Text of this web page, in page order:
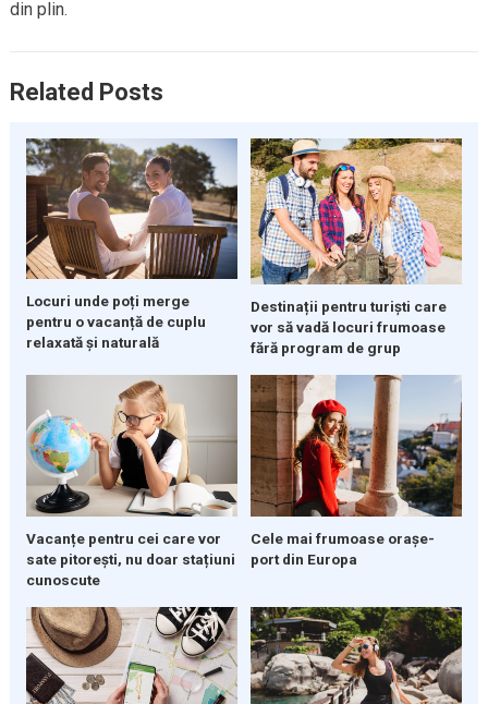
din plin.
Related Posts
Locuri unde poți merge
pentru o vacanță de cuplu
relaxată și naturală
Destinații pentru turiști care
vor să vadă locuri frumoase
fără program de grup
Vacanțe pentru cei care vor
sate pitorești, nu doar stațiuni
cunoscute
Cele mai frumoase orașe-
port din Europa